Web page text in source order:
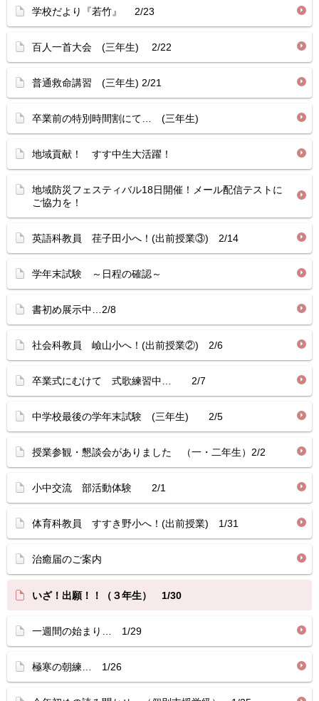
学校だより『若竹』 2/23
百人一首大会 (三年生) 2/22
普通救命講習 (三年生) 2/21
卒業前の特別時間割にて… (三年生)
地域貢献！ すす中生大活躍！
地域防災フェスティバル18日開催！メール配信テストに
ご協力を！
英語科教員 荏子田小へ！(出前授業③) 2/14
学年末試験 ～日程の確認～
書初め展示中…2/8
社会科教員 嶮山小へ！(出前授業②) 2/6
卒業式にむけて 式歌練習中… 2/7
中学校最後の学年末試験 (三年生) 2/5
授業参観・懇談会がありました （一・二年生）2/2
小中交流 部活動体験 2/1
体育科教員 すすき野小へ！(出前授業) 1/31
治癒届のご案内
いざ！出願！！（３年生） 1/30
一週間の始まり… 1/29
極寒の朝練… 1/26